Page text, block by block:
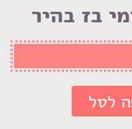
בז בהיר
לסל